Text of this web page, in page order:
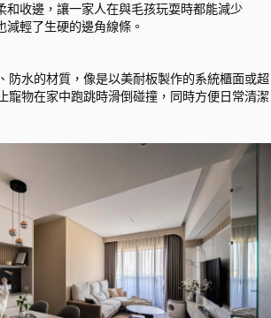
和收邊，讓一家人在與毛孩玩耍時都能減少
減輕了生硬的邊角線條。
防水的材質，像是以美耐板製作的系統櫃面或超
寵物在家中跑跳時滑倒碰撞，同時方便日常清潔